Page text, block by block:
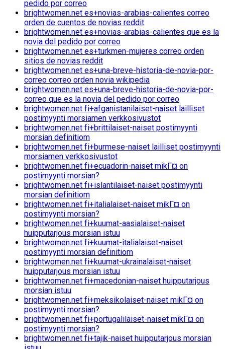
pedido por correo
brightwomen.net es+novias-arabias-calientes correo
orden de cuentos de novias reddit
brightwomen.net es+novias-arabias-calientes que es la
novia del pedido por correo
brightwomen.net es+turkmen-mujeres correo orden
sitios de novias reddit
brightwomen.net es+una-breve-historia-de-novia-por-
correo correo orden novia wikipedia
brightwomen.net es+una-breve-historia-de-novia-por-
correo que es la novia del pedido por correo
brightwomen.net fi+afganistanilaiset-naiset lailliset
postimyynti morsiamen verkkosivustot
brightwomen.net fi+brittilaiset-naiset postimyynti
morsian definitiom
brightwomen.net fi+burmese-naiset lailliset postimyynti
morsiamen verkkosivustot
brightwomen.net fi+ecuadorin-naiset mikГ¤ on
postimyynti morsian?
brightwomen.net fi+islantilaiset-naiset postimyynti
morsian definitiom
brightwomen.net fi+italialaiset-naiset mikГ¤ on
postimyynti morsian?
brightwomen.net fi+kuumat-aasialaiset-naiset
huipputarjous morsian istuu
brightwomen.net fi+kuumat-italialaiset-naiset
postimyynti morsian definitiom
brightwomen.net fi+kuumat-ukrainalaiset-naiset
huipputarjous morsian istuu
brightwomen.net fi+macedonian-naiset huipputarjous
morsian istuu
brightwomen.net fi+meksikolaiset-naiset mikГ¤ on
postimyynti morsian?
brightwomen.net fi+portugalilaiset-naiset mikГ¤ on
postimyynti morsian?
brightwomen.net fi+tajik-naiset huipputarjous morsian